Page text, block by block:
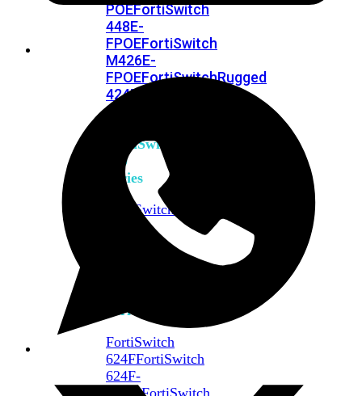
POEFortiSwitch
448E-
FPOEFortiSwitch
M426E-
FPOEFortiSwitchRugged
424F-
POE
FortiSwitch
500
Series
FortiSwitch
Series
FortiSwitch
624FFortiSwitch
624F-
FPOEFortiSwitch